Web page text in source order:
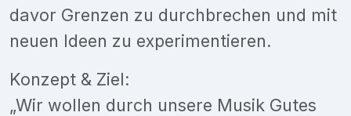
davor Grenzen zu durchbrechen und mit
neuen Ideen zu experimentieren.
Konzept & Ziel:
„Wir wollen durch unsere Musik Gutes